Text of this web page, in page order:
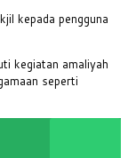
kepada pengguna
kegiatan amaliyah
seperti